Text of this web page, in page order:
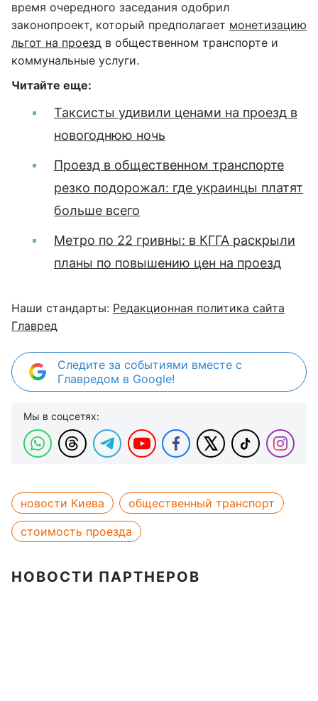
время очередного заседания одобрил
законопроект, который предполагает монетизацию
льгот на проезд в общественном транспорте и
коммунальные услуги.
Читайте еще:
Таксисты удивили ценами на проезд в
новогоднюю ночь
Проезд в общественном транспорте
резко подорожал: где украинцы платят
больше всего
Метро по 22 гривны: в КГГА раскрыли
планы по повышению цен на проезд
Наши стандарты: Редакционная политика сайта
Главред
Следите за событиями вместе с
Главредом в Google!
Мы в соцсетях:
новости Киева
общественный транспорт
стоимость проезда
НОВОСТИ ПАРТНЕРОВ